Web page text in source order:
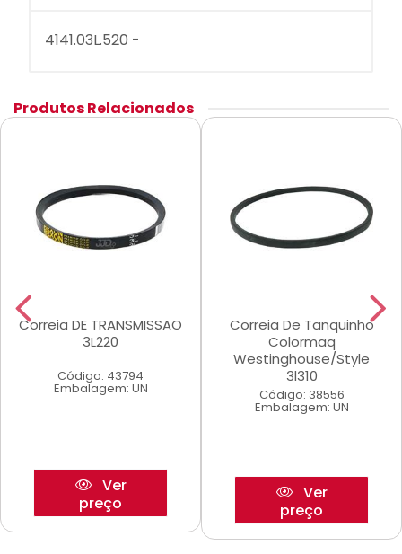
4141.03L.520 -
Produtos Relacionados
Correia DE TRANSMISSAO
3L220
Código: 43794
Embalagem: UN
Ver
preço
Correia De Tanquinho
Colormaq
Westinghouse/Style
3l310
Código: 38556
Embalagem: UN
Ver
preço